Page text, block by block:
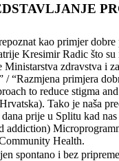
kao primjer
Kresimir Radic što
zdravstva i
/ “Razmjena primjera
to reduce stigma
Tako je naša
prije u Splitu kad
addiction)
Health.
spontano i bez